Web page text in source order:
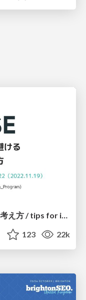
個人開発の失敗を避けるイケてる考え方 / tips for indie hackers
123 22k